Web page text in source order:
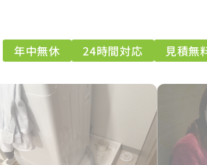
年中無休 24時間対応 見積無